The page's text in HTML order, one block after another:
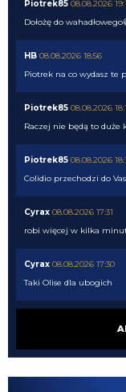
Piotrek85 08.08.2026
Dołożę do
HB 08.08.2026 18:56
Piotrek na co wydasz te
Piotrek85 08.08.2026
Raczej nie będą to duże
Piotrek85 08.08.2026
Colidio przechodzi do
Cyrax 08.08.2026 17:31
robi więcej w kilka
Cyrax 08.08.2026 17:30
Taki Olise dla ubogich
Diouf naprawdę tak